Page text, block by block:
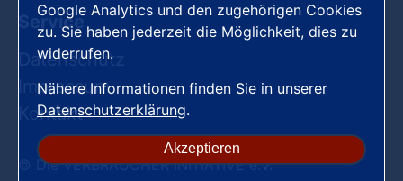
Service
Datenschutz
Impressum
Kontakt
© Die VERBRAUCHER INITIATIVE e.V.
Google Analytics und den zugehörigen Cookies
zu. Sie haben jederzeit die Möglichkeit, dies zu
widerrufen.
Nähere Informationen finden Sie in unserer
Datenschutzerklärung.
Akzeptieren